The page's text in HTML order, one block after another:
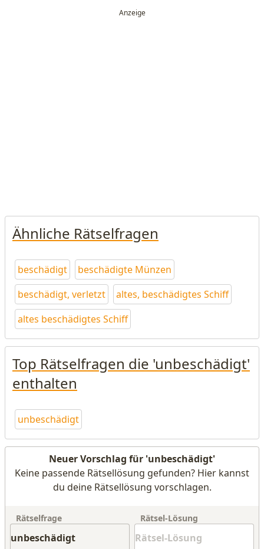
Ähnliche Rätselfragen
beschädigt
beschädigte Münzen
beschädigt, verletzt
altes, beschädigtes Schiff
altes beschädigtes Schiff
Top Rätselfragen die 'unbeschädigt'
enthalten
unbeschädigt
Neuer Vorschlag für 'unbeschädigt'
Keine passende Rätsellösung gefunden? Hier kannst
du deine Rätsellösung vorschlagen.
Rätselfrage Rätsel-Lösung